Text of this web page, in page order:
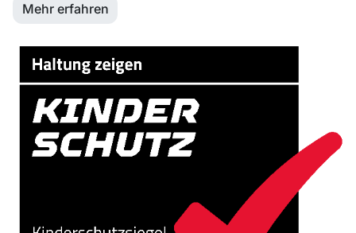
Mehr erfahren